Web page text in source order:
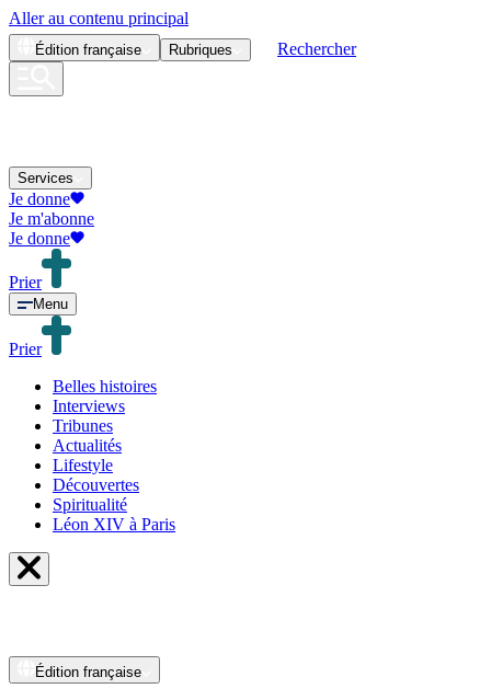
Aller au contenu principal
Édition française Rubriques Rechercher
Services
Je donne
Je m'abonne
Je donne
Prier
Menu
Prier
Belles histoires
Interviews
Tribunes
Actualités
Lifestyle
Découvertes
Spiritualité
Léon XIV à Paris
Édition française